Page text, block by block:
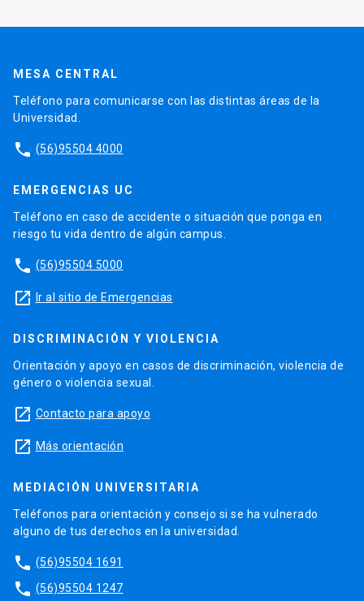
MESA CENTRAL
Teléfono para comunicarse con las distintas áreas de la
Universidad.
phone (56)95504 4000
EMERGENCIAS UC
Teléfono en caso de accidente o situación que ponga en
riesgo tu vida dentro de algún campus.
phone (56)95504 5000
launch Ir al sitio de Emergencias
DISCRIMINACIÓN Y VIOLENCIA
Orientación y apoyo en casos de discriminación, violencia de
género o violencia sexual.
launch Contacto para apoyo
launch Más orientación
MEDIACIÓN UNIVERSITARIA
Teléfonos para orientación y consejo si se ha vulnerado
alguno de tus derechos en la universidad.
phone (56)95504 1691
phone (56)95504 1247